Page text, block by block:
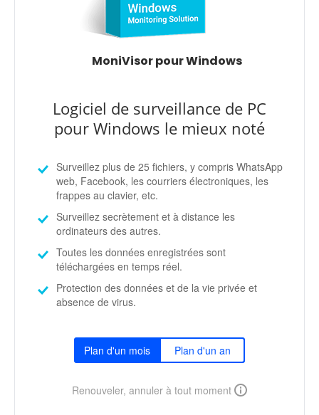
MoniVisor pour Windows
Logiciel de surveillance de PC
pour Windows le mieux noté
Surveillez plus de 25 fichiers, y compris WhatsApp
web, Facebook, les courriers électroniques, les
frappes au clavier, etc.
Surveillez secrètement et à distance les
ordinateurs des autres.
Toutes les données enregistrées sont
téléchargées en temps réel.
Protection des données et de la vie privée et
absence de virus.
Plan d'un mois Plan d'un an
Renouveler, annuler à tout moment